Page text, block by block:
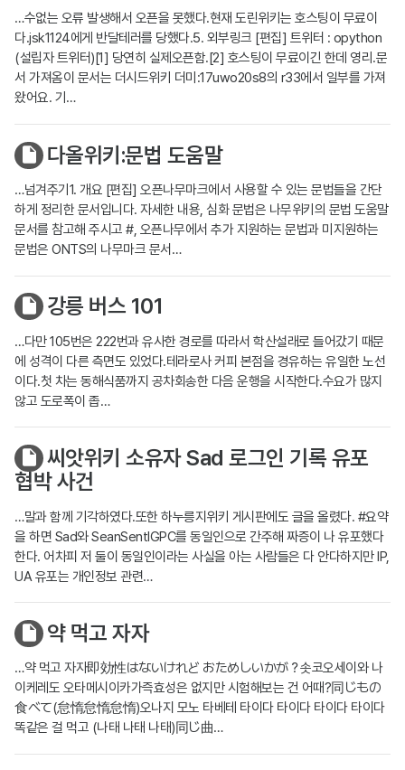
…수없는 오류 발생해서 오픈을 못했다.현재 도린위키는 호스팅이 무료이
다.jsk1124에게 반달테러를 당했다.5. 외부링크 [편집] 트위터 : opython
(설립자 트위터)[1] 당연히 실제오픈함.[2] 호스팅이 무료이긴 한데 영리.문
서 가져옴이 문서는 더시드위키 더미:17uwo20s8의 r33에서 일부를 가져
왔어요. 기…
다올위키:문법 도움말
…넘겨주기1. 개요 [편집] 오픈나무마크에서 사용할 수 있는 문법들을 간단
하게 정리한 문서입니다. 자세한 내용, 심화 문법은 나무위키의 문법 도움말
문서를 참고해 주시고 #, 오픈나무에서 추가 지원하는 문법과 미지원하는
문법은 ONTS의 나무마크 문서…
강릉 버스 101
…다만 105번은 222번과 유사한 경로를 따라서 학산설래로 들어갔기 때문
에 성격이 다른 측면도 있었다.테라로사 커피 본점을 경유하는 유일한 노선
이다.첫 차는 동해식품까지 공차회송한 다음 운행을 시작한다.수요가 많지
않고 도로폭이 좁…
씨앗위키 소유자 Sad 로그인 기록 유포
협박 사건
…말과 함께 기각하였다.또한 하누릉지위키 게시판에도 글을 올렸다. #요약
을 하면 Sad와 SeanSentIGPC를 동일인으로 간주해 짜증이 나 유포했다
한다. 어차피 저 둘이 동일인이라는 사실을 아는 사람들은 다 안다하지만 IP,
UA 유포는 개인정보 관련…
약 먹고 자자
…약 먹고 자자即効性はないけれど おためしいかが？솟코오세이와 나
이케레도 오타메시이카가즉효성은 없지만 시험해보는 건 어때?同じもの
食べて(怠惰怠惰怠惰)오나지 모노 타베테 타이다 타이다 타이다 타이다
똑같은 걸 먹고 (나태 나태 나태)同じ曲…